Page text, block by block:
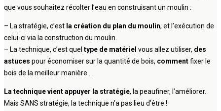
que vous souhaitez récolter l’eau en construisant un moulin :
– La stratégie, c’est la création du plan du moulin, et l’exécution de
celui-ci via la construction du moulin.
– La technique, c’est quel type de matériel vous allez utiliser, des
astuces pour économiser sur la quantité de bois, commentfixer le
bois de la meilleur manière…
La technique vient appuyer la stratégie, la peaufiner, l’améliorer.
Mais SANS stratégie, la technique n’a pas lieu d’être !